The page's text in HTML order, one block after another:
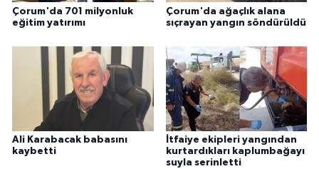
Çorum'da 701 milyonluk
eğitim yatırımı
Çorum'da ağaçlık alana
sıçrayan yangın söndürüldü
Ali Karabacak babasını
kaybetti
İtfaiye ekipleri yangından
kurtardıkları kaplumbağayı
suyla serinletti